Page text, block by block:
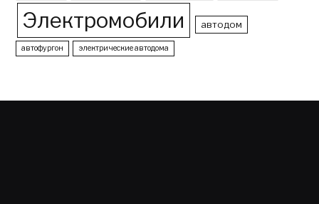
Электромобили автодом
автофургон электрические автодома